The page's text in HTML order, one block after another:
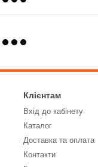
Клієнтам
Вхід до кабінету
Каталог
Доставка та оплата
Контакти